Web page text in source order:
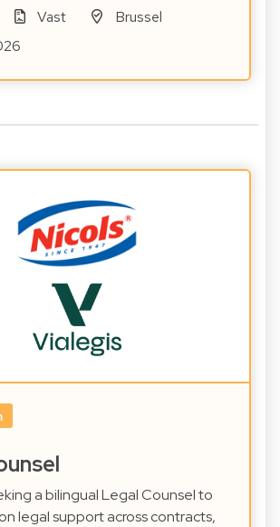
Vast
Brussel
a bilingual Legal Counsel to
legal support across contracts,